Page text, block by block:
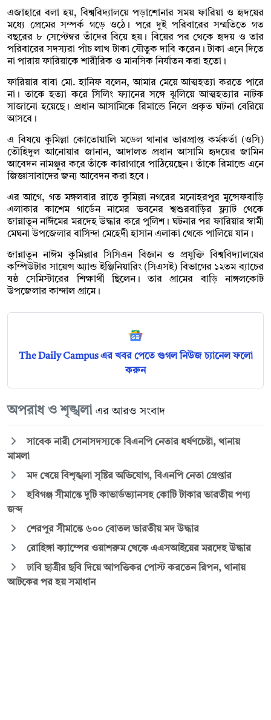
এজাহারে বলা হয়, বিশ্ববিদ্যালয়ে পড়াশোনার সময় ফারিয়া ও হৃদয়ের
মধ্যে প্রেমের সম্পর্ক গড়ে ওঠে। পরে দুই পরিবারের সম্মতিতে গত
বছরের ৮ সেপ্টেম্বর তাঁদের বিয়ে হয়। বিয়ের পর থেকে হৃদয় ও তার
পরিবারের সদস্যরা পাঁচ লাখ টাকা যৌতুক দাবি করেন। টাকা এনে দিতে
না পারায় ফারিয়াকে শারীরিক ও মানসিক নির্যাতন করা হতো।
ফারিয়ার বাবা মো. হানিফ বলেন, আমার মেয়ে আত্মহত্যা করতে পারে
না। তাকে হত্যা করে সিলিং ফ্যানের সঙ্গে ঝুলিয়ে আত্মহত্যার নাটক
সাজানো হয়েছে। প্রধান আসামিকে রিমান্ডে নিলে প্রকৃত ঘটনা বেরিয়ে
আসবে।
এ বিষয়ে কুমিল্লা কোতোয়ালি মডেল থানার ভারপ্রাপ্ত কর্মকর্তা (ওসি)
তৌহিদুল আনোয়ার জানান, আদালত প্রধান আসামি হৃদয়ের জামিন
আবেদন নামঞ্জুর করে তাঁকে কারাগারে পাঠিয়েছেন। তাঁকে রিমান্ডে এনে
জিজ্ঞাসাবাদের জন্য আবেদন করা হবে।
এর আগে, গত মঙ্গলবার রাতে কুমিল্লা নগরের মনোহরপুর মুন্সেফবাড়ি
এলাকার কাশেম গার্ডেন নামের ভবনের শ্বশুরবাড়ির ফ্ল্যাট থেকে
জান্নাতুন নাঈমের মরদেহ উদ্ধার করে পুলিশ। ঘটনার পর ফারিয়ার স্বামী
মেঘনা উপজেলার বাসিন্দা মেহেদী হাসান এলাকা থেকে পালিয়ে যান।
জান্নাতুন নাঈম কুমিল্লার সিসিএন বিজ্ঞান ও প্রযুক্তি বিশ্ববিদ্যালয়ের
কম্পিউটার সায়েন্স অ্যান্ড ইঞ্জিনিয়ারিং (সিএসই) বিভাগের ১২তম ব্যাচের
ষষ্ঠ সেমিস্টারের শিক্ষার্থী ছিলেন। তার গ্রামের বাড়ি নাঙ্গলকোট
উপজেলার কান্দাল গ্রামে।
The Daily Campus এর খবর পেতে গুগল নিউজ চ্যানেল ফলো
করুন
অপরাধ ও শৃঙ্খলা এর আরও সংবাদ
সাবেক নারী সেনাসদস্যকে বিএনপি নেতার ধর্ষণচেষ্টা, থানায়
মামলা
মদ খেয়ে বিশৃঙ্খলা সৃষ্টির অভিযোগ, বিএনপি নেতা গ্রেপ্তার
হবিগঞ্জ সীমান্তে দুটি কাভার্ডভ্যানসহ কোটি টাকার ভারতীয় পণ্য
জব্দ
শেরপুর সীমান্তে ৬০০ বোতল ভারতীয় মদ উদ্ধার
রোহিঙ্গা ক্যাম্পের ওয়াশরুম থেকে এএসআইয়ের মরদেহ উদ্ধার
ঢাবি ছাত্রীর ছবি দিয়ে আপত্তিকর পোস্ট করতেন রিপন, থানায়
আটকের পর হয় সমাধান